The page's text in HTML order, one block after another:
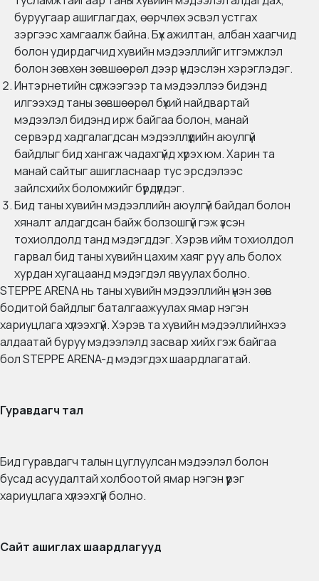
буруугаар ашиглагдах, өөрчлөх эсвэл устгах
зэргээс хамгаалж байна. Бүх ажилтан, албан хаагчид
болон удирдагчид хувийн мэдээллийг итгэмжлэл
болон зөвхөн зөвшөөрөл дээр үндэслэн хэрэглэдэг.
Интэрнетийн сүлжээгээр та мэдээллээ бидэнд
илгээхэд таны зөвшөөрөл бүхий найдвартай
мэдээлэл бидэнд ирж байгаа болон, манай
сервэрд хадгалагдсан мэдээллүүдийн аюулгүй
байдлыг бид хангаж чадахгүйд хүрэх юм. Харин та
манай сайтыг ашигласнаар тус эрсдэлээс
зайлсхийх боломжийг бүрдүүлдэг.
Бид таны хувийн мэдээллийн аюулгүй байдал болон
хяналт алдагдсан байж болзошгүй гэж үзсэн
тохиолдолд танд мэдэгддэг. Хэрэв ийм тохиолдол
гарвал бид таны хувийн цахим хаяг руу аль болох
хурдан хугацаанд мэдэгдэл явуулах болно.
STEPPE ARENA нь таны хувийн мэдээллийн үнэн зөв
бодитой байдлыг баталгаажуулах ямар нэгэн
хариуцлага хүлээхгүй. Хэрэв та хувийн мэдээллийнхээ
алдаатай буруу мэдээлэлд засвар хийх гэж байгаа
бол STEPPE ARENA-д мэдэгдэх шаардлагатай.
Гуравдагч тал
Бид гуравдагч талын цуглуулсан мэдээлэл болон
бусад асуудалтай холбоотой ямар нэгэн үүрэг
хариуцлага хүлээхгүй болно.
Сайт ашиглах шаардлагууд